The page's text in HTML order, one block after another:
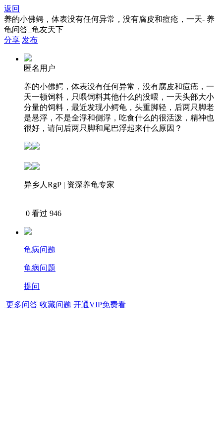
返回
养的小佛鳄，体表没有任何异常，没有腐皮和痘疮，一天- 养
龟问答_龟友天下
分享 发布
匿名用户
养的小佛鳄，体表没有任何异常，没有腐皮和痘疮，一
天一顿饲料，只喂饲料其他什么的没喂，一天头部大小
分量的饲料，最近发现小鳄龟，头重脚轻，后两只脚老
是悬浮，不是全浮和侧浮，吃食什么的很活泼，精神也
很好，请问后两只脚和尾巴浮起来什么原因？
异乡人RgP | 资深养龟专家
0 看过 946
龟病问题
龟病问题
提问
更多问答 收藏问题 开通VIP免费看